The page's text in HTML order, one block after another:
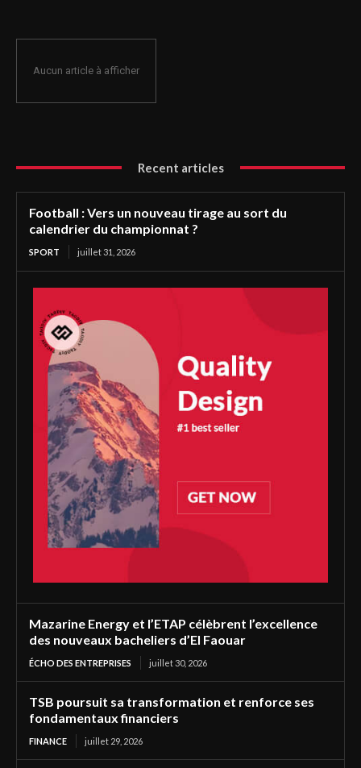
Aucun article à afficher
Recent articles
Football : Vers un nouveau tirage au sort du
calendrier du championnat ?
SPORT juillet 31, 2026
Mazarine Energy et l’ETAP célèbrent l’excellence
des nouveaux bacheliers d’El Faouar
ÉCHO DES ENTREPRISES juillet 30, 2026
TSB poursuit sa transformation et renforce ses
fondamentaux financiers
FINANCE juillet 29, 2026